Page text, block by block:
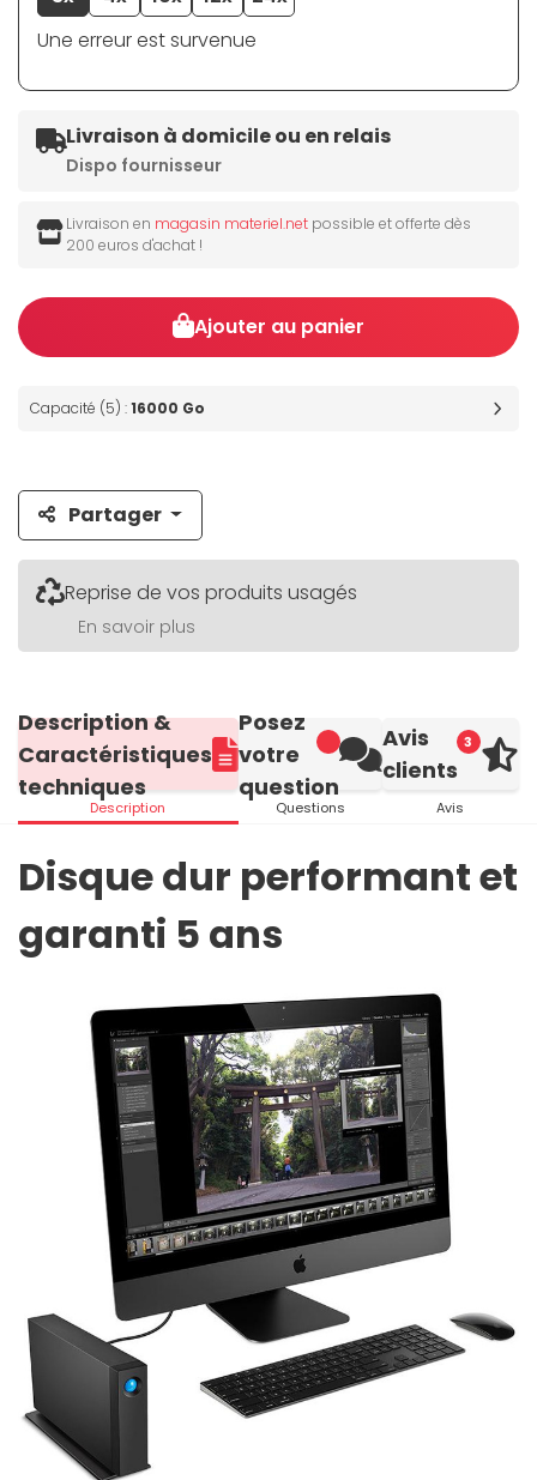
Une erreur est survenue
Livraison à domicile ou en relais
Dispo fournisseur
Livraison en magasin materiel.net possible et offerte dès
200 euros d'achat !
Ajouter au panier
Capacité (5) :16000 Go
Partager
Reprise de vos produits usagés
En savoir plus
Description &
Caractéristiques
techniques
Description
Posez
votre
question
Questions
3
Avis
clients
Avis
Disque dur performant et
garanti 5 ans